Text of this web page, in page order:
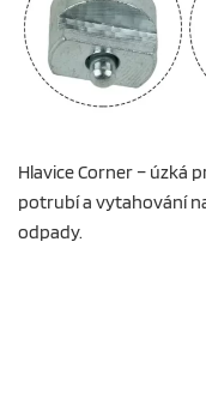
Hlavice Corner – úzká
potrubí a vytahování
odpady.